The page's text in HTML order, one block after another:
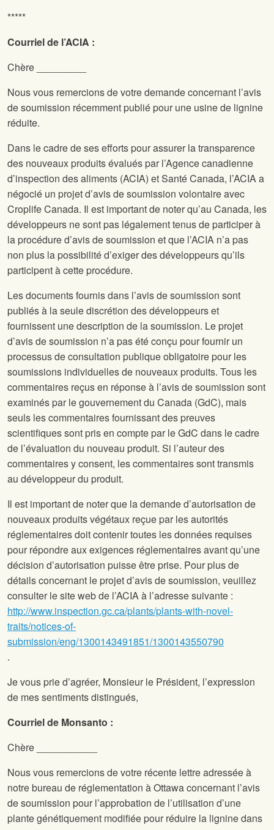
*****
Courriel de l’ACIA :
Chère _________
Nous vous remercions de votre demande concernant l’avis
de soumission récemment publié pour une usine de lignine
réduite.
Dans le cadre de ses efforts pour assurer la transparence
des nouveaux produits évalués par l’Agence canadienne
d’inspection des aliments (ACIA) et Santé Canada, l’ACIA a
négocié un projet d’avis de soumission volontaire avec
Croplife Canada. Il est important de noter qu’au Canada, les
développeurs ne sont pas légalement tenus de participer à
la procédure d’avis de soumission et que l’ACIA n’a pas
non plus la possibilité d’exiger des développeurs qu’ils
participent à cette procédure.
Les documents fournis dans l’avis de soumission sont
publiés à la seule discrétion des développeurs et
fournissent une description de la soumission. Le projet
d’avis de soumission n’a pas été conçu pour fournir un
processus de consultation publique obligatoire pour les
soumissions individuelles de nouveaux produits. Tous les
commentaires reçus en réponse à l’avis de soumission sont
examinés par le gouvernement du Canada (GdC), mais
seuls les commentaires fournissant des preuves
scientifiques sont pris en compte par le GdC dans le cadre
de l’évaluation du nouveau produit. Si l’auteur des
commentaires y consent, les commentaires sont transmis
au développeur du produit.
Il est important de noter que la demande d’autorisation de
nouveaux produits végétaux reçue par les autorités
réglementaires doit contenir toutes les données requises
pour répondre aux exigences réglementaires avant qu’une
décision d’autorisation puisse être prise. Pour plus de
détails concernant le projet d’avis de soumission, veuillez
consulter le site web de l’ACIA à l’adresse suivante :
http://www.inspection.gc.ca/plants/plants-with-novel-
traits/notices-of-
submission/eng/1300143491851/1300143550790
.
Je vous prie d’agréer, Monsieur le Président, l’expression
de mes sentiments distingués,
Courriel de Monsanto :
Chère ___________
Nous vous remercions de votre récente lettre adressée à
notre bureau de réglementation à Ottawa concernant l’avis
de soumission pour l’approbation de l’utilisation d’une
plante génétiquement modifiée pour réduire la lignine dans